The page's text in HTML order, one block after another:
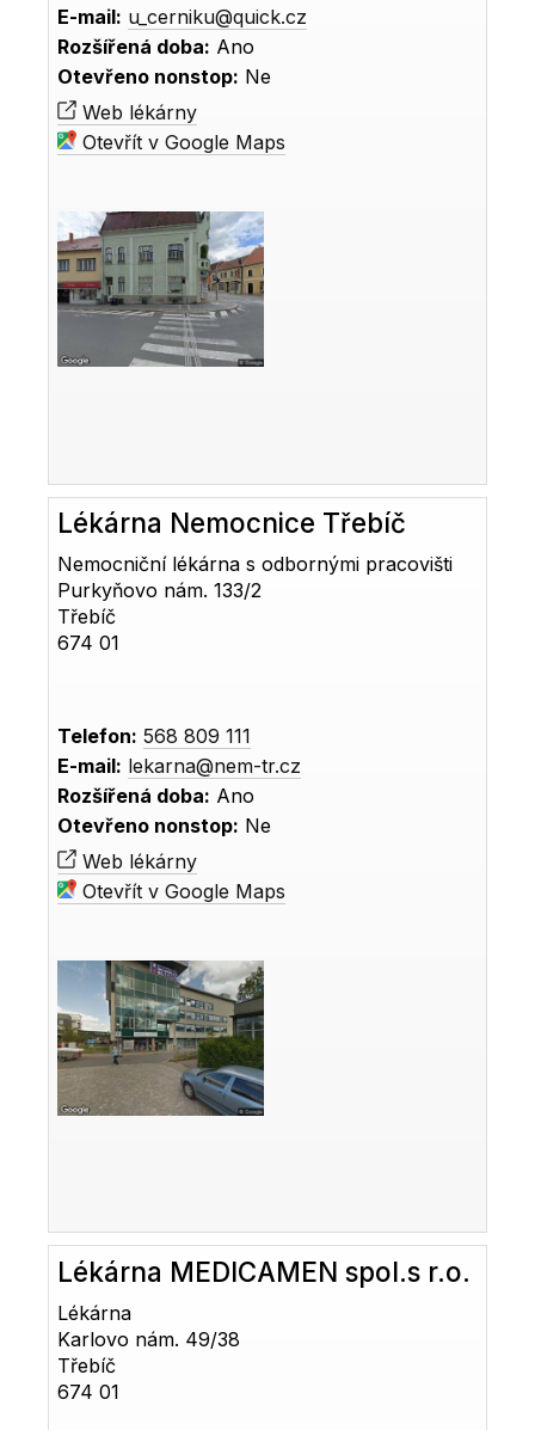
E-mail: u_cerniku@quick.cz
Rozšířená doba: Ano
Otevřeno nonstop: Ne
Web lékárny
Otevřít v Google Maps
Lékárna Nemocnice Třebíč
Nemocniční lékárna s odbornými pracovišti
Purkyňovo nám. 133/2
Třebíč
674 01
Telefon: 568 809 111
E-mail: lekarna@nem-tr.cz
Rozšířená doba: Ano
Otevřeno nonstop: Ne
Web lékárny
Otevřít v Google Maps
Lékárna MEDICAMEN spol.s r.o.
Lékárna
Karlovo nám. 49/38
Třebíč
674 01